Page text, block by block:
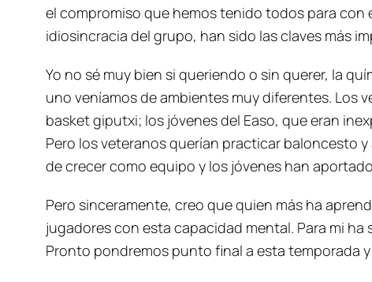
el compromiso que hemos tenido todos para
idiosincracia del grupo, han sido las claves más
Yo no sé muy bien si queriendo o sin querer, la
uno veníamos de ambientes muy diferentes. Los
basket giputxi; los jóvenes del Easo, que eran
Pero los veteranos querían practicar baloncesto
de crecer como equipo y los jóvenes han
Pero sinceramente, creo que quien más ha
jugadores con esta capacidad mental. Para mi
Pronto pondremos punto final a esta temporada